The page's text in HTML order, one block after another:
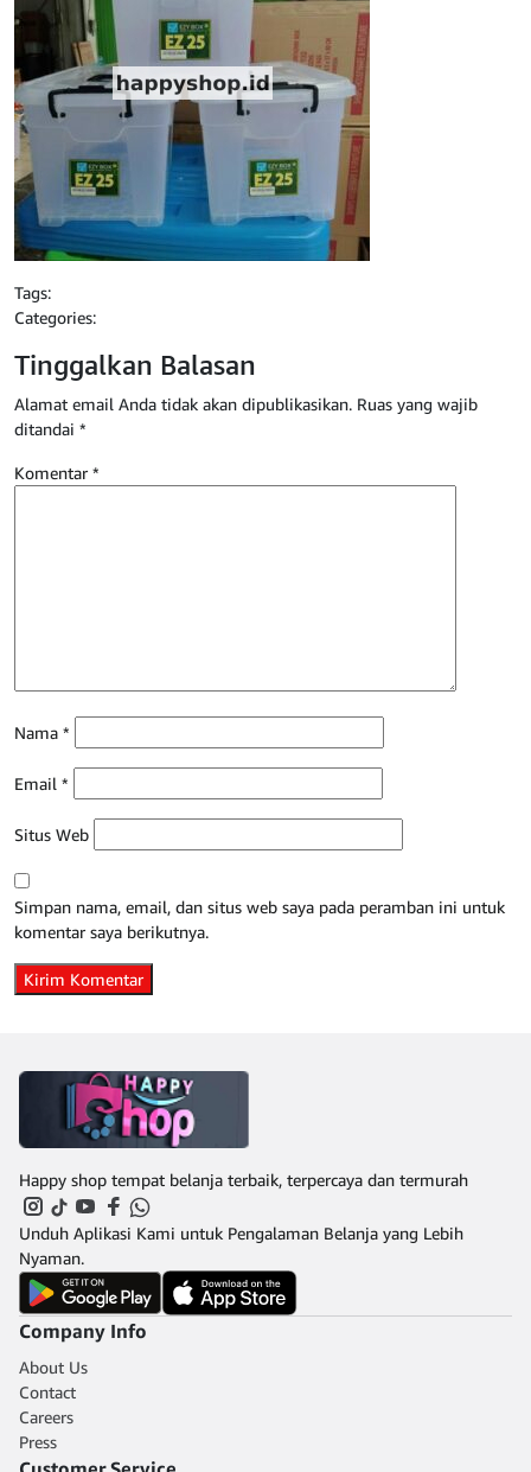
Tags:
Categories:
Tinggalkan Balasan
Alamat email Anda tidak akan dipublikasikan. Ruas yang wajib
ditandai *
Komentar *
Nama *
Email *
Situs Web
Simpan nama, email, dan situs web saya pada peramban ini untuk
komentar saya berikutnya.
Happy shop tempat belanja terbaik, terpercaya dan termurah
Unduh Aplikasi Kami untuk Pengalaman Belanja yang Lebih
Nyaman.
Company Info
About Us
Contact
Careers
Press